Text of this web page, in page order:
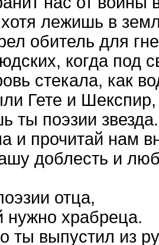
лежишь в
обитель для
когда под
стекала, как
Гете и Шекспир,
ты поэзии звезда.
и прочитай нам
доблесть и
отца,
нужно храбреца.
ты выпустил из